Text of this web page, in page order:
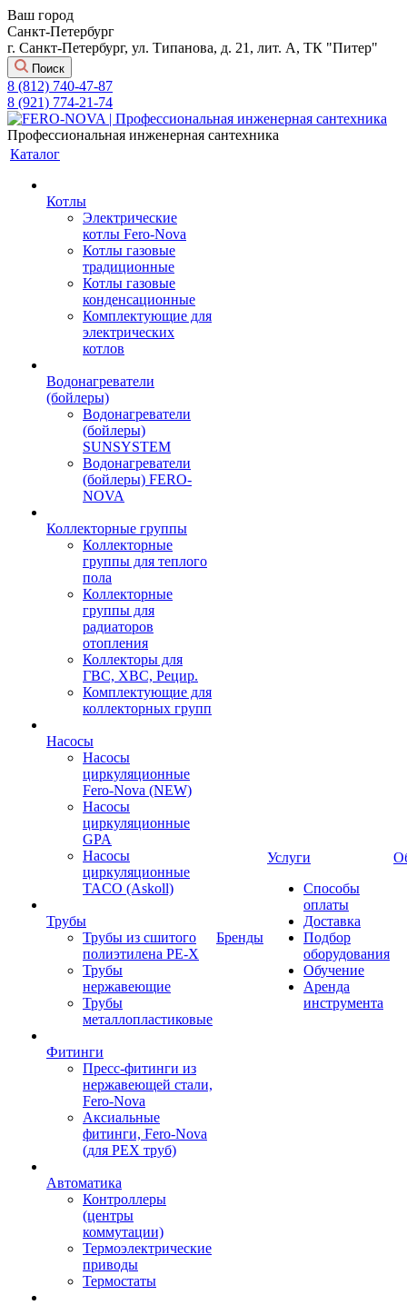
Ваш город
Санкт-Петербург
г. Санкт-Петербург, ул. Типанова, д. 21, лит. А, ТК "Питер"
Поиск
8 (812) 740-47-87
8 (921) 774-21-74
Профессиональная инженерная сантехника
Каталог
Котлы
Электрические
котлы Fero-Nova
Котлы газовые
традиционные
Котлы газовые
конденсационные
Комплектующие для
электрических
котлов
Водонагреватели
(бойлеры)
Водонагреватели
(бойлеры)
SUNSYSTEM
Водонагреватели
(бойлеры) FERO-
NOVA
Коллекторные группы
Коллекторные
группы для теплого
пола
Коллекторные
группы для
радиаторов
отопления
Коллекторы для
ГВС, ХВС, Рецир.
Комплектующие для
коллекторных групп
Насосы
Насосы
циркуляционные
Fero-Nova (NEW)
Насосы
циркуляционные
GPA
Насосы
циркуляционные
TACO (Askoll)
Трубы
Трубы из сшитого
полиэтилена PE-X
Трубы
нержавеющие
Трубы
металлопластиковые
Фитинги
Пресс-фитинги из
нержавеющей стали,
Fero-Nova
Аксиальные
фитинги, Fero-Nova
(для PEX труб)
Автоматика
Контроллеры
(центры
коммутации)
Термоэлектрические
приводы
Термостаты
Бренды
Услуги
Способы
оплаты
Доставка
Подбор
оборудования
Обучение
Аренда
инструмента